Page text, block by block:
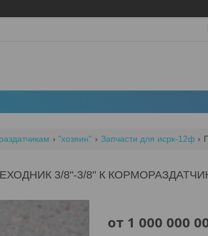
"хозяин" Запчасти для исрк-12ф
3/8"-3/8" К
от 1 000 000